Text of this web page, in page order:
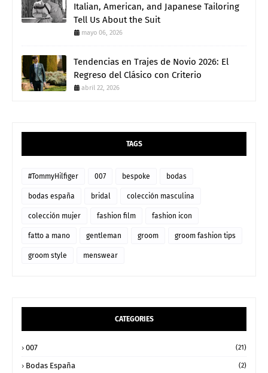
Italian, American, and Japanese Tailoring
Tell Us About the Suit
mayo 06, 2026
Tendencias en Trajes de Novio 2026: El
Regreso del Clásico con Criterio
abril 22, 2026
TAGS
#TommyHilfiger 007 bespoke bodas
bodas españa bridal colección masculina
colección mujer fashion film fashion icon
fatto a mano gentleman groom groom fashion tips
groom style menswear
CATEGORIES
007 (21)
Bodas España (2)